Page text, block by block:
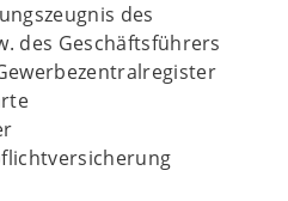
des
des Geschäftsführers